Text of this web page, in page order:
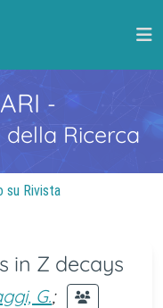
-
Ricerca
su Rivista
in Z decays
G.;